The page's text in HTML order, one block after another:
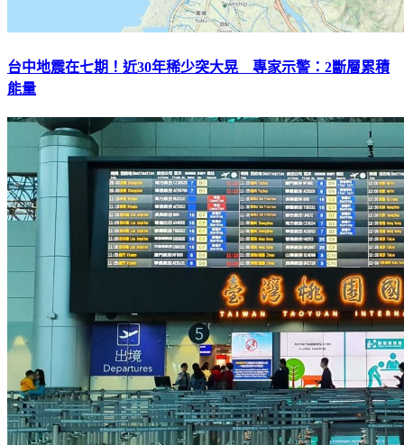
台中地震在七期！近30年稀少突大晃 專家示警：2斷層累積
能量